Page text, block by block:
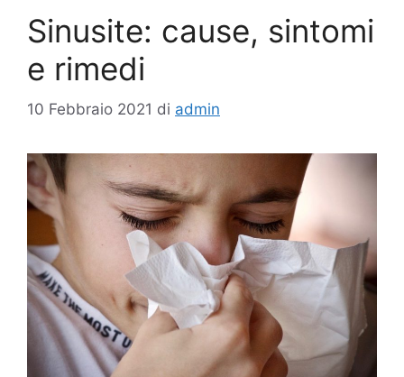
Sinusite: cause, sintomi
e rimedi
10 Febbraio 2021 di admin